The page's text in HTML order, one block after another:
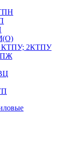
КТПУ; 2КТПУ